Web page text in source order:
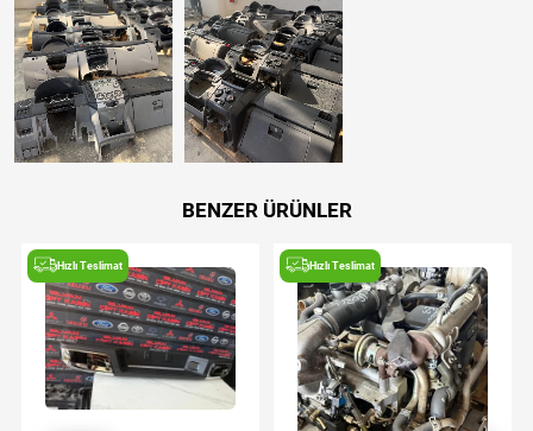
BENZER ÜRÜNLER
Hızlı Teslimat Hızlı Teslimat